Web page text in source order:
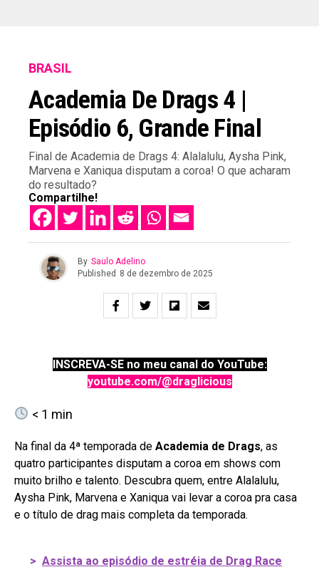
BRASIL
Academia De Drags 4 |
Episódio 6, Grande Final
Final de Academia de Drags 4: Alalalulu, Aysha Pink,
Marvena e Xaniqua disputam a coroa! O que acharam
do resultado?
Compartilhe!
By Saulo Adelino
Published 8 de dezembro de 2025
INSCREVA-SE no meu canal do YouTube:
youtube.com/@draglicious
< 1 min
Na final da 4ª temporada de Academia de Drags, as
quatro participantes disputam a coroa em shows com
muito brilho e talento. Descubra quem, entre Alalalulu,
Aysha Pink, Marvena e Xaniqua vai levar a coroa pra casa
e o título de drag mais completa da temporada.
> Assista ao episódio de estréia de Drag Race